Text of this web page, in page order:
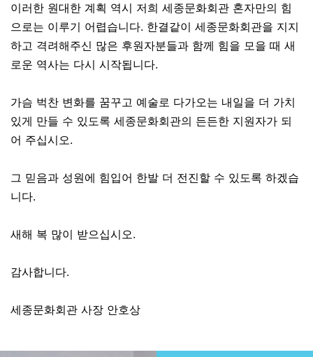
이러한 원대한 계획 역시 저희 세종문화회관 혼자만의 힘
으로는 이루기 어렵습니다. 한결같이 세종문화회관을 지지
하고 격려해주신 많은 후원자분들과 함께 힘을 모을 때 새
로운 역사는 다시 시작됩니다.
가슴 벅찬 변화를 꿈꾸고 예술로 다가오는 내일을 더 가치
있게 만들 수 있도록 세종문화회관의 든든한 지원자가 되
어 주십시오.
그 믿음과 성원에 힘입어 한발 더 전진할 수 있도록 하겠습
니다.
새해 복 많이 받으십시오.
감사합니다.
세종문화회관 사장 안호상